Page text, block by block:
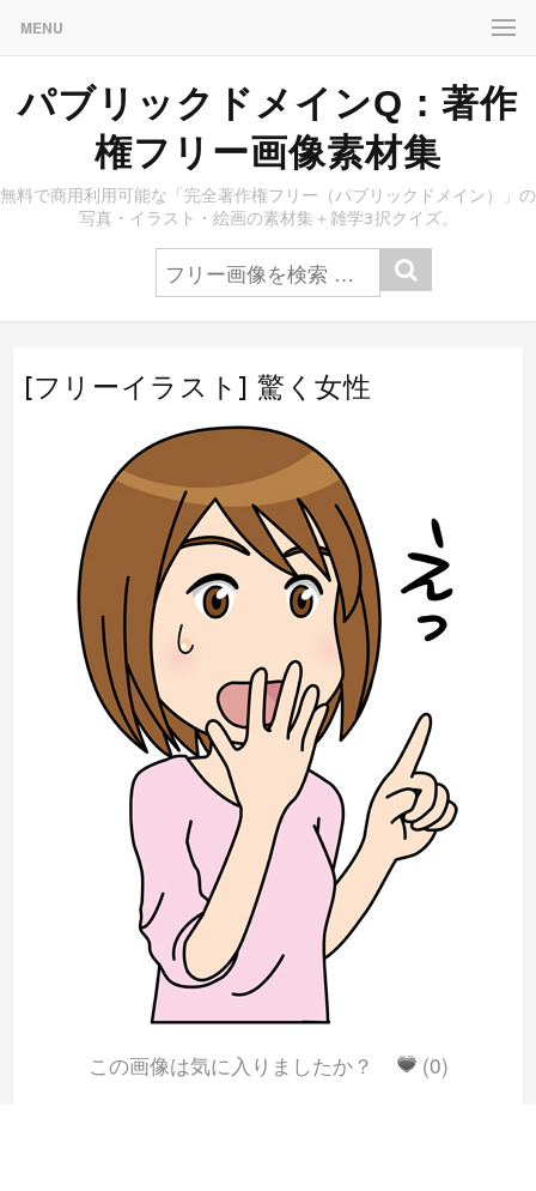
MENU
パブリックドメインQ：著作
権フリー画像素材集
無料で商用利用可能な「完全著作権フリー（パブリックドメイン）」の
写真・イラスト・絵画の素材集＋雑学3択クイズ。
[フリーイラスト] 驚く女性
この画像は気に入りましたか？ (0)